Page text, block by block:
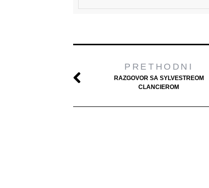
PRETHODNI
RAZGOVOR SA SYLVESTREOM
CLANCIEROM